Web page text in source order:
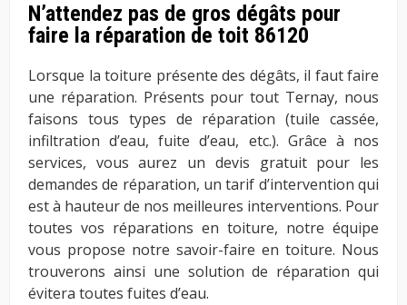
N’attendez pas de gros dégâts pour
faire la réparation de toit 86120
Lorsque la toiture présente des dégâts, il faut faire
une réparation. Présents pour tout Ternay, nous
faisons tous types de réparation (tuile cassée,
infiltration d’eau, fuite d’eau, etc.). Grâce à nos
services, vous aurez un devis gratuit pour les
demandes de réparation, un tarif d’intervention qui
est à hauteur de nos meilleures interventions. Pour
toutes vos réparations en toiture, notre équipe
vous propose notre savoir-faire en toiture. Nous
trouverons ainsi une solution de réparation qui
évitera toutes fuites d’eau.